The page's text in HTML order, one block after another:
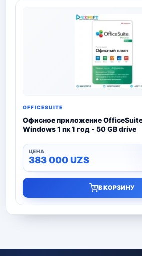
OFFICESUITE
Офисное приложение
Windows 1 пк 1 год - 50 GB drive
383 000UZS
В КОРЗИНУ